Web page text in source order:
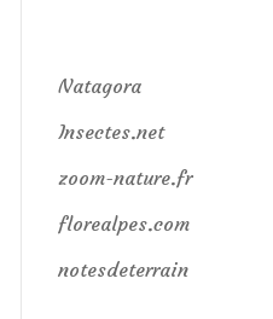
Natagora
Insectes.net
zoom-nature.fr
florealpes.com
notesdeterrain